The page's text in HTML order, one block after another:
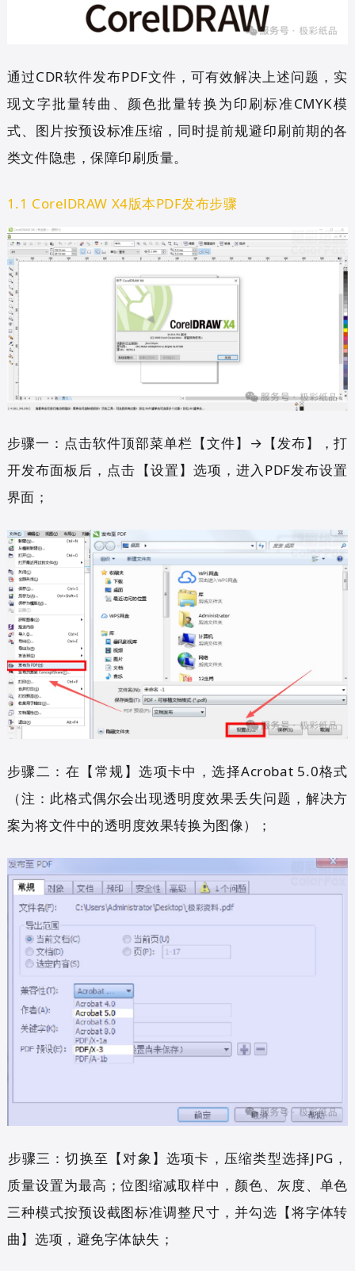
通过CDR软件发布PDF文件，可有效解决上述问题，实
现文字批量转曲、颜色批量转换为印刷标准CMYK模
式、图片按预设标准压缩，同时提前规避印刷前期的各
类文件隐患，保障印刷质量。
1.1 CorelDRAW X4版本PDF发布步骤
步骤一：点击软件顶部菜单栏【文件】→【发布】，打
开发布面板后，点击【设置】选项，进入PDF发布设置
界面；
步骤二：在【常规】选项卡中，选择Acrobat 5.0格式
（注：此格式偶尔会出现透明度效果丢失问题，解决方
案为将文件中的透明度效果转换为图像）；
步骤三：切换至【对象】选项卡，压缩类型选择JPG，
质量设置为最高；位图缩减取样中，颜色、灰度、单色
三种模式按预设截图标准调整尺寸，并勾选【将字体转
曲】选项，避免字体缺失；